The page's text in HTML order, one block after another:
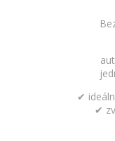
✔
✔